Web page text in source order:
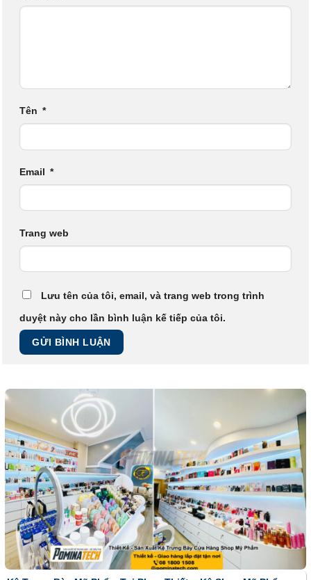
Tên *
Email *
Trang web
Lưu tên của tôi, email, và trang web trong trình
duyệt này cho lần bình luận kế tiếp của tôi.